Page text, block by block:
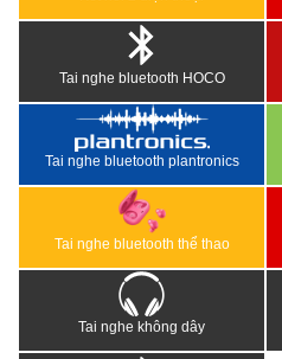
Tai nghe bluetooth HOCO
Tai nghe bluetooth plantronics
Tai nghe bluetooth thể thao
Tai nghe không dây